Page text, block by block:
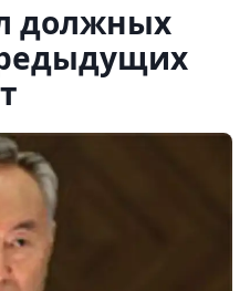
должных